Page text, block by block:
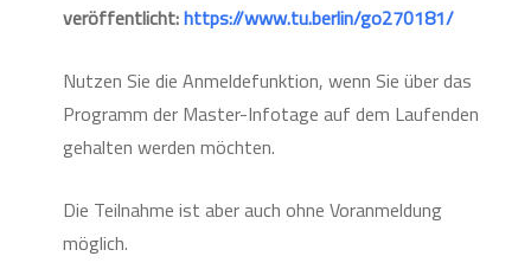
veröffentlicht:https://www.tu.berlin/go270181/
Nutzen Sie die Anmeldefunktion, wenn Sie über das
Programm der Master-Infotage auf dem Laufenden
gehalten werden möchten.
Die Teilnahme ist aber auch ohne Voranmeldung
möglich.